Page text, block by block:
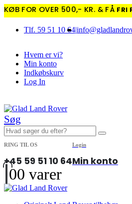
KØB FOR OVER 500,- KR. & FÅ FRI
Tlf. 59 51 10 64|
Hvem er vi?
Min konto
Indkøbskurv
Log In
Søg
RING TIL OS
+45 59 51 10 64
Login
Min konto
00 varer